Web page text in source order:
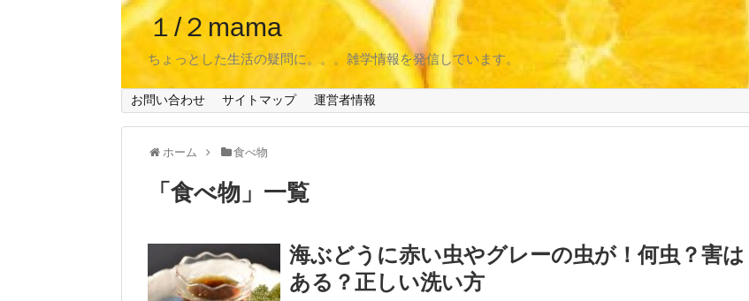
１/２mama
ちょっとした生活の疑問に。。。雑学情報を発信しています。
お問い合わせ サイトマップ 運営者情報
ホーム 食べ物
「 食べ物 」 一覧
海ぶどうに赤い虫やグレーの虫が！何虫？害は
ある？正しい洗い方